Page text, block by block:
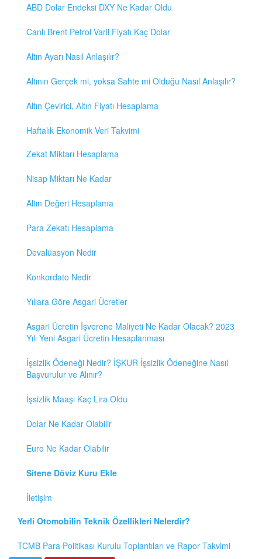
ABD Dolar Endeksi DXY Ne Kadar Oldu
Canlı Brent Petrol Varil Fiyatı Kaç Dolar
Altın Ayarı Nasıl Anlaşılır?
Altının Gerçek mi, yoksa Sahte mi Olduğu Nasıl Anlaşılır?
Altın Çevirici, Altın Fiyatı Hesaplama
Haftalık Ekonomik Veri Takvimi
Zekat Miktarı Hesaplama
Nisap Miktarı Ne Kadar
Altın Değeri Hesaplama
Para Zekatı Hesaplama
Devalüasyon Nedir
Konkordato Nedir
Yıllara Göre Asgari Ücretler
Asgari Ücretin İşverene Maliyeti Ne Kadar Olacak? 2023
Yılı Yeni Asgari Ücretin Hesaplanması
İşsizlik Ödeneği Nedir? İŞKUR İşsizlik Ödeneğine Nasıl
Başvurulur ve Alınır?
İşsizlik Maaşı Kaç Lira Oldu
Dolar Ne Kadar Olabilir
Euro Ne Kadar Olabilir
Sitene Döviz Kuru Ekle
İletişim
Yerli Otomobilin Teknik Özellikleri Nelerdir?
TCMB Para Politikası Kurulu Toplantıları ve Rapor Takvimi